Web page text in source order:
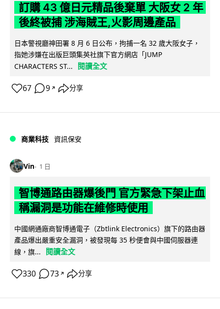
訂購 43 億日元精品後棄單 大阪女 2 年
後終被捕 涉海賊王,火影周邊產品
日本警視廳神田署 8 月 6 日公布，拘捕一名 32 歲大阪女子，
指她涉嫌在出版巨頭集英社旗下官方網店「JUMP
CHARACTERS ST...
閱讀全文
67 9 ↗ 分享
商業科技 資訊保安
Vin 1 日
智博通路由器爆後門 官方緊急下架止血
稱漏洞是功能在維修時使用
中國網通廠商智博通電子（Zbtlink Electronics）旗下的路由器
產品爆出嚴重安全漏洞，被發現每 35 秒便會與中國伺服器連
線，旗...
閱讀全文
330 73 ↗ 分享